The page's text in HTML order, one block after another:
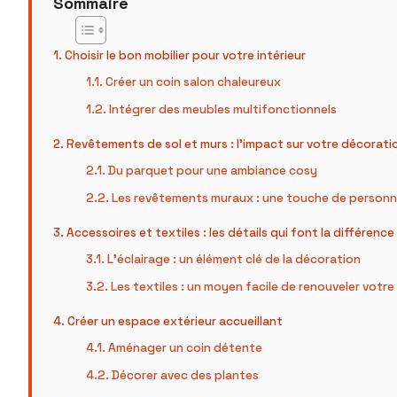
Choisir le bon mobilier pour votre intérieur
Créer un coin salon chaleureux
Intégrer des meubles multifonctionnels
Revêtements de sol et murs : l’impact sur votre
Du parquet pour une ambiance cosy
Les revêtements muraux : une touche de
Accessoires et textiles : les détails qui font la différence
L’éclairage : un élément clé de la décoration
Les textiles : un moyen facile de renouveler
Créer un espace extérieur accueillant
Aménager un coin détente
Décorer avec des plantes